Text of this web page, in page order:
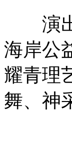
演出
海岸公
耀青理
舞、神